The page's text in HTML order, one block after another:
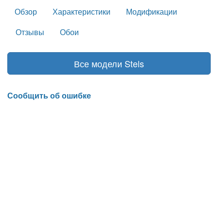
Обзор
Характеристики
Модификации
Отзывы
Обои
Все модели Stels
Сообщить об ошибке